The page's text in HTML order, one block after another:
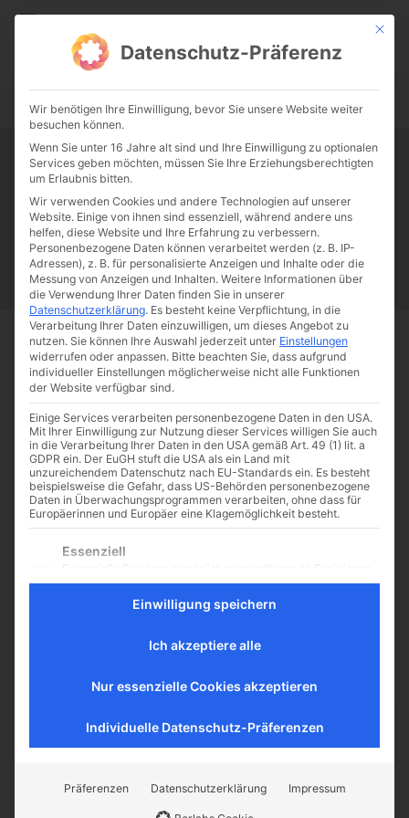
CATHWALK.DE
0:00 -:--
Tag:pornosüchtig
Papst Franziskus Ehe Sex Liebe Familie
Katholizismus
Franziskus
50 Jahre Humanae vitae Katholische Kirche
„Schaust du eigentlich
Pornos?“
wahrscheinlich zustimmend, dass
Thema handelt. Tabu, aktuell, fast
überall präsent. Und ein Thema,
Start Schlagworte Pornosüchtig
Mit
Datenschutz-Präferenz
Wir benötigen Ihre Einwilligung, bevor Sie unsere Website weiter
besuchen können.
Wenn Sie unter 16 Jahre alt sind und Ihre Einwilligung zu optionalen
Services geben möchten, müssen Sie Ihre Erziehungsberechtigten
um Erlaubnis bitten.
Wir verwenden Cookies und andere Technologien auf unserer
Website. Einige von ihnen sind essenziell, während andere uns
helfen, diese Website und Ihre Erfahrung zu verbessern.
Personenbezogene Daten können verarbeitet werden (z. B. IP-
Adressen), z. B. für personalisierte Anzeigen und Inhalte oder die
Messung von Anzeigen und Inhalten. Weitere Informationen über
die Verwendung Ihrer Daten finden Sie in unserer
Datenschutzerklärung. Es besteht keine Verpflichtung, in die
Verarbeitung Ihrer Daten einzuwilligen, um dieses Angebot zu
nutzen. Sie können Ihre Auswahl jederzeit unter Einstellungen
widerrufen oder anpassen. Bitte beachten Sie, dass aufgrund
individueller Einstellungen möglicherweise nicht alle Funktionen
der Website verfügbar sind.
Einige Services verarbeiten personenbezogene Daten in den USA.
Mit Ihrer Einwilligung zur Nutzung dieser Services willigen Sie auch
in die Verarbeitung Ihrer Daten in den USA gemäß Art. 49 (1) lit. a
GDPR ein. Der EuGH stuft die USA als ein Land mit
unzureichendem Datenschutz nach EU-Standards ein. Es besteht
beispielsweise die Gefahr, dass US-Behörden personenbezogene
Daten in Überwachungsprogrammen verarbeiten, ohne dass für
Europäerinnen und Europäer eine Klagemöglichkeit besteht.
Es folgt eine Liste der Service-Gruppen, für die eine
Essenziell
Essenzielle Services ermöglichen grundlegende Funktionen
und sind für das ordnungsgemäße Funktionieren der
Website erforderlich.
Statistik-Cookies sammeln Nutzungsdaten, die uns
werden standardmäßig blockiert. Wenn externe Services
akzeptiert werden, ist für den Zugriff auf diese Inhalte keine
Einwilligung speichern
Ich akzeptiere alle
Nur essenzielle Cookies akzeptieren
Individuelle Datenschutz-Präferenzen
Präferenzen Datenschutzerklärung Impressum